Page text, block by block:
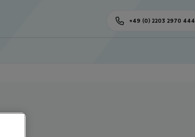
+49 (0) 2203 2970 444